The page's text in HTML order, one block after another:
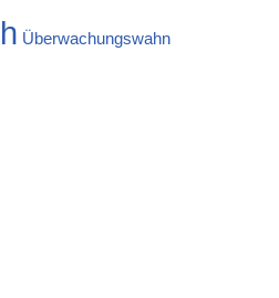
Überwachungswahn